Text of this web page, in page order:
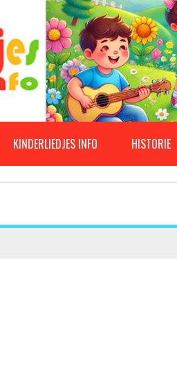
KINDERLIEDJES INFO HISTORIE